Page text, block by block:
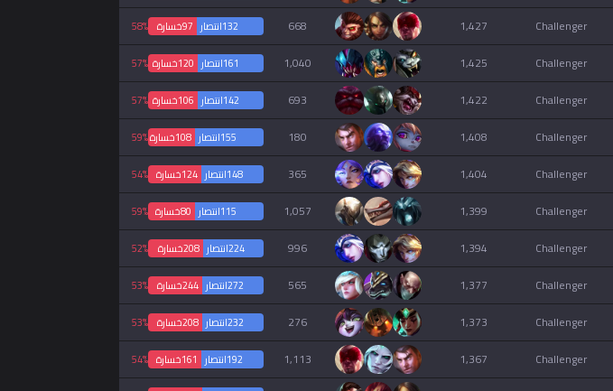
challenger
1,427
668
132انتصار 97خسارة 58%
challenger
1,425
1,040
161انتصار 120خسارة 57%
challenger
1,422
693
142انتصار 106خسارة 57%
challenger
1,408
180
155انتصار 108خسارة59%
challenger
1,404
365
148انتصار 124خسارة 54%
challenger
1,399
1,057
115انتصار 80خسارة 59%
challenger
1,394
996
224انتصار 208خسارة 52%
challenger
1,377
565
272انتصار 244خسارة 53%
challenger
1,373
276
232انتصار 208خسارة 53%
challenger
1,367
1,113
192انتصار 161خسارة 54%